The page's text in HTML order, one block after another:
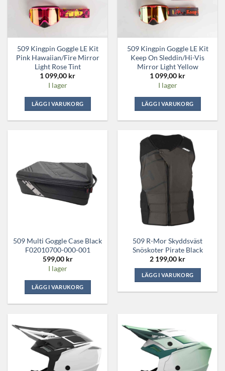
509 Kingpin Goggle LE Kit
Pink Hawaiian/Fire Mirror
Light Rose Tint
1 099,00 kr
I lager
LÄGG I VARUKORG
509 Kingpin Goggle LE Kit
Keep On Sleddin/Hi-Vis
Mirror Light Yellow
1 099,00 kr
I lager
LÄGG I VARUKORG
509 Multi Goggle Case Black
F02010700-000-001
599,00 kr
I lager
LÄGG I VARUKORG
509 R-Mor Skyddsväst
Snöskoter Pirate Black
2 199,00 kr
LÄGG I VARUKORG
flera
varianter.
De
olika